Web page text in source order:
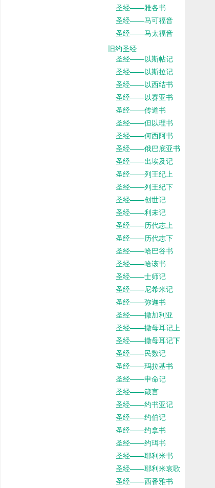
圣经——雅各书
圣经——马可福音
圣经——马太福音
旧约圣经
圣经——以斯帖记
圣经——以斯拉记
圣经——以西结书
圣经——以赛亚书
圣经——传道书
圣经——但以理书
圣经——何西阿书
圣经——俄巴底亚书
圣经——出埃及记
圣经——列王纪上
圣经——列王纪下
圣经——创世记
圣经——利未记
圣经——历代志上
圣经——历代志下
圣经——哈巴谷书
圣经——哈该书
圣经——士师记
圣经——尼希米记
圣经——弥迦书
圣经——撒加利亚
圣经——撒母耳记上
圣经——撒母耳记下
圣经——民数记
圣经——玛拉基书
圣经——申命记
圣经——箴言
圣经——约书亚记
圣经——约伯记
圣经——约拿书
圣经——约珥书
圣经——耶利米书
圣经——耶利米哀歌
圣经——西番雅书